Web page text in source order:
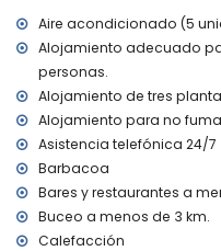
kilómetros de la villa)
Puerto más cercano:
menos de 5
Parque más cercano:
kilómetros de la villa)
Aeropuerto más
kilómetros de la villa)
Segundo aeropuerto
kilómetros)
No se permite fumar
No se admiten
El alojamiento es muy
Aire acondicionado (5
Alojamiento adecuado
personas.
Alojamiento de tres
Alojamiento para no
Asistencia telefónica 24/7
Barbacoa
Bares y restaurantes a
Buceo a menos de 3 km.
Calefacción